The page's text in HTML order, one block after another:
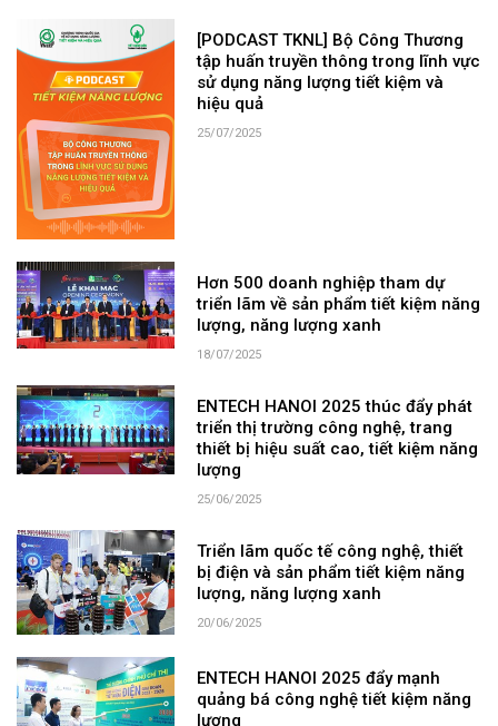
[PODCAST TKNL] Bộ Công Thương
tập huấn truyền thông trong lĩnh vực
sử dụng năng lượng tiết kiệm và
hiệu quả
25/07/2025
Hơn 500 doanh nghiệp tham dự
triển lãm về sản phẩm tiết kiệm năng
lượng, năng lượng xanh
18/07/2025
ENTECH HANOI 2025 thúc đẩy phát
triển thị trường công nghệ, trang
thiết bị hiệu suất cao, tiết kiệm năng
lượng
25/06/2025
Triển lãm quốc tế công nghệ, thiết
bị điện và sản phẩm tiết kiệm năng
lượng, năng lượng xanh
20/06/2025
ENTECH HANOI 2025 đẩy mạnh
quảng bá công nghệ tiết kiệm năng
lượng